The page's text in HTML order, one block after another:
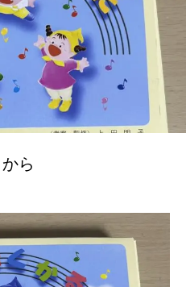
小・中・高・
ッスン
ら